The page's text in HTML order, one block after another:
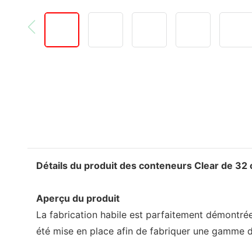
Détails du produit des conteneurs Clear de 32
Aperçu du produit
La fabrication habile est parfaitement
été mise en place afin de fabriquer une